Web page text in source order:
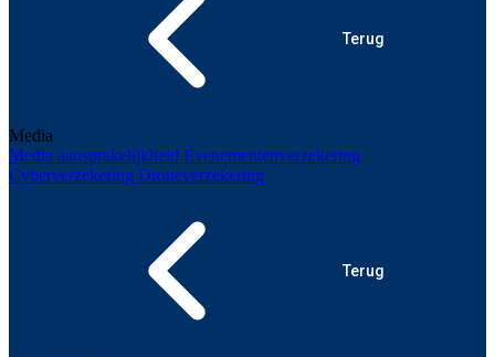
Terug
Media
Media aansprakelijkheid Evenementenverzekering
Cyberverzekering Droneverzekering
Terug